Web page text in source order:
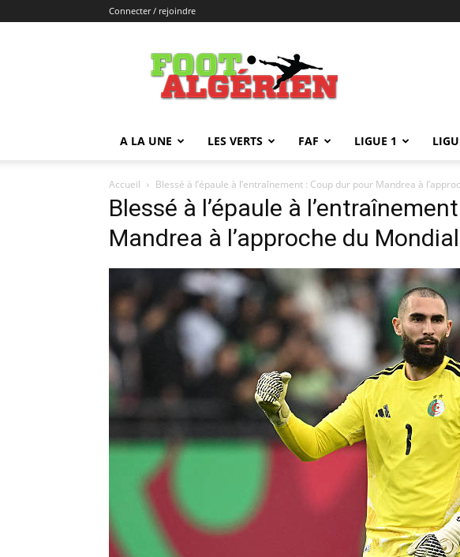
Connecter / rejoindre
FOOTALGERIEN
A LA UNE LES VERTS FAF LIGUE 1
Accueil Blessé à l’épaule à l’entraînement : Coup dur pour Mandrea à
Blessé à l’épaule à
Mandrea à l’approche du Mondial